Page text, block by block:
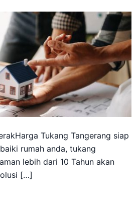
Tukang Tangerang siap
rumah anda, tukang
lebih dari 10 Tahun akan
[…]